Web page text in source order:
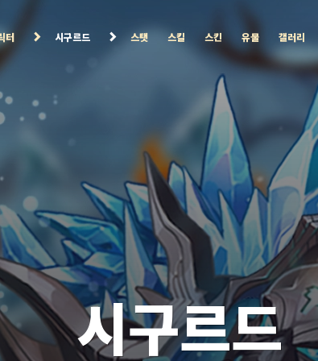
터 시구르드 스탯 스킬 스킨 유물 갤러리
시구르드